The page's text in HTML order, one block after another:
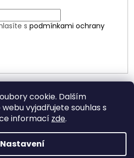
cookie. Dalším
vyjadřujete souhlas s
informací zde.
Nastavení
s podmínkami ochrany
Vytvořil Shoptet